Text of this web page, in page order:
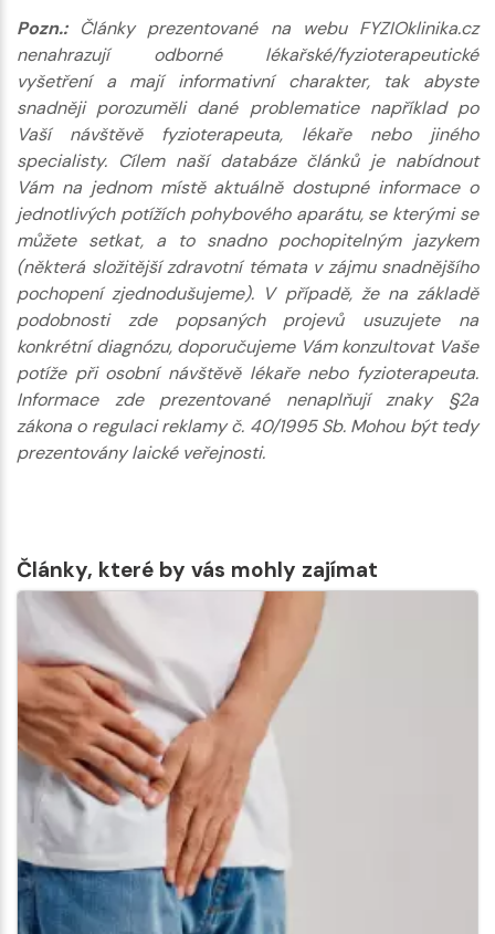
Pozn.:Články prezentované na webu FYZIOklinika.cz
nenahrazují odborné lékařské/fyzioterapeutické
vyšetření a mají informativní charakter, tak abyste
snadněji porozuměli dané problematice například po
Vaší návštěvě fyzioterapeuta, lékaře nebo jiného
specialisty. Cílem naší databáze článků je nabídnout
Vám na jednom místě aktuálně dostupné informace o
jednotlivých potížích pohybového aparátu, se kterými se
můžete setkat, a to snadno pochopitelným jazykem
(některá složitější zdravotní témata v zájmu snadnějšího
pochopení zjednodušujeme). V případě, že na základě
podobnosti zde popsaných projevů usuzujete na
konkrétní diagnózu, doporučujeme Vám konzultovat Vaše
potíže při osobní návštěvě lékaře nebo fyzioterapeuta.
Informace zde prezentované nenaplňují znaky §2a
zákona o regulaci reklamy č. 40/1995 Sb. Mohou být tedy
prezentovány laické veřejnosti.
Články, které by vás mohly zajímat